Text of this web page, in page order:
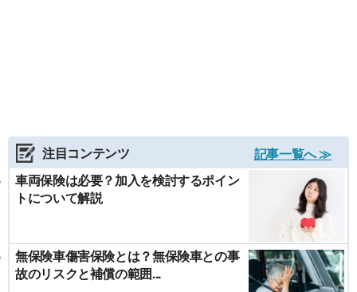
注目コンテンツ
記事一覧へ ≫
車両保険は必要？加入を検討するポイン
トについて解説
無保険車傷害保険とは？無保険車との事
故のリスクと補償の範囲...